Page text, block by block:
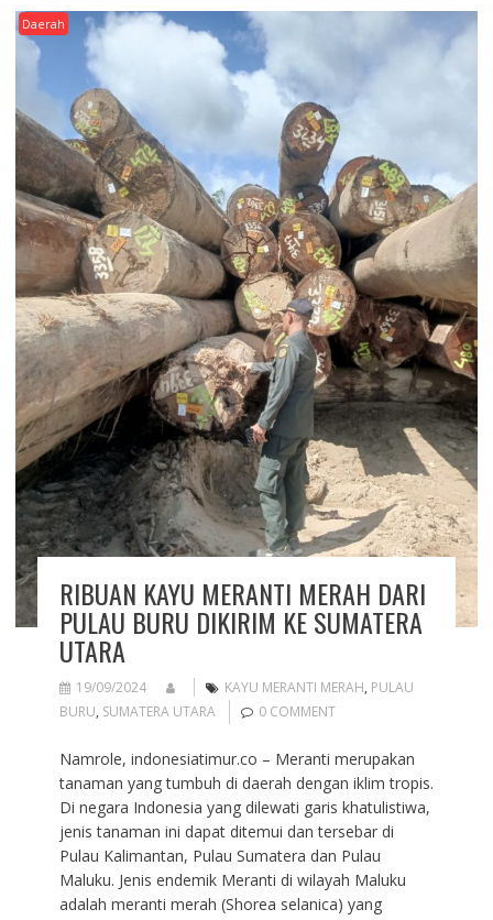
Daerah
RIBUAN KAYU MERANTI MERAH DARI
PULAU BURU DIKIRIM KE SUMATERA
UTARA
19/09/2024 KAYU MERANTI MERAH, PULAU
BURU, SUMATERA UTARA 0 COMMENT
Namrole, indonesiatimur.co – Meranti merupakan
tanaman yang tumbuh di daerah dengan iklim tropis.
Di negara Indonesia yang dilewati garis khatulistiwa,
jenis tanaman ini dapat ditemui dan tersebar di
Pulau Kalimantan, Pulau Sumatera dan Pulau
Maluku. Jenis endemik Meranti di wilayah Maluku
adalah meranti merah (Shorea selanica) yang